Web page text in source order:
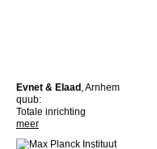
Evnet & Elaad, Arnhem
quub:
Totale inrichting
meer